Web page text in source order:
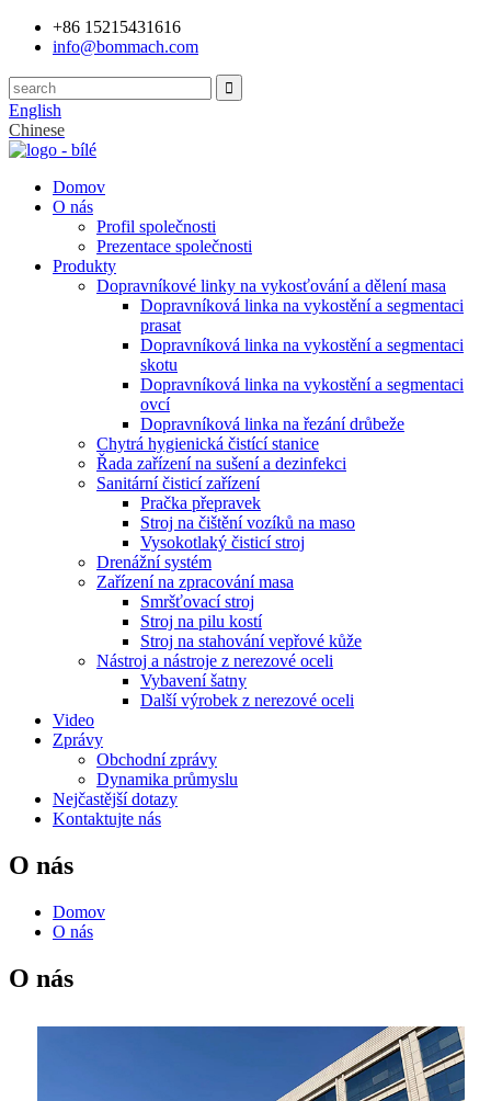
+86 15215431616
info@bommach.com
English
Chinese
Domov
O nás
Profil společnosti
Prezentace společnosti
Produkty
Dopravníkové linky na vykosťování a dělení masa
Dopravníková linka na vykostění a segmentaci
prasat
Dopravníková linka na vykostění a segmentaci
skotu
Dopravníková linka na vykostění a segmentaci
ovcí
Dopravníková linka na řezání drůbeže
Chytrá hygienická čistící stanice
Řada zařízení na sušení a dezinfekci
Sanitární čisticí zařízení
Pračka přepravek
Stroj na čištění vozíků na maso
Vysokotlaký čisticí stroj
Drenážní systém
Zařízení na zpracování masa
Smršťovací stroj
Stroj na pilu kostí
Stroj na stahování vepřové kůže
Nástroj a nástroje z nerezové oceli
Vybavení šatny
Další výrobek z nerezové oceli
Video
Zprávy
Obchodní zprávy
Dynamika průmyslu
Nejčastější dotazy
Kontaktujte nás
O nás
Domov
O nás
O nás